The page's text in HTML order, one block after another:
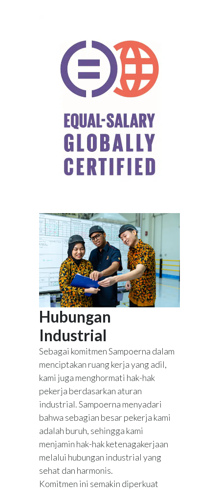
Hubungan
Industrial
Sebagai komitmen Sampoerna dalam
menciptakan ruang kerja yang adil,
kami juga menghormati hak-hak
pekerja berdasarkan aturan
industrial. Sampoerna menyadari
bahwa sebagian besar pekerja kami
adalah buruh, sehingga kami
menjamin hak-hak ketenagakerjaan
melalui hubungan industrial yang
sehat dan harmonis.
Komitmen ini semakin diperkuat